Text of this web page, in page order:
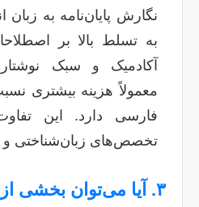
نگارش پایان‌نامه به زبان
به تسلط بالا بر
آکادمیک و سبک
معمولاً هزینه بیشتری
فارسی دارد. این
تخصص‌های زبان‌شناختی
۳. آیا می‌توان بخشی از